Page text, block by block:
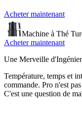
Acheter maintenant
Machine à Thé
Acheter maintenant
Une Merveille
Température, temps et
commande. Pro n'est
C'est une question de